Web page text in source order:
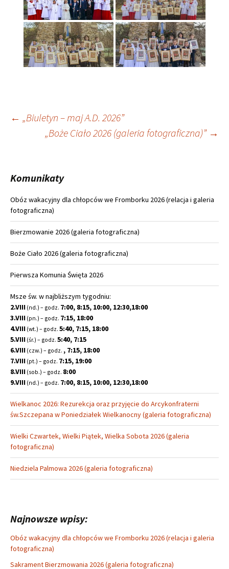
Nawigacja
← „Biuletyn – maj A.D. 2026”
„Boże Ciało 2026 (galeria fotograficzna)” →
Komunikaty
Obóz wakacyjny dla chłopców we Fromborku 2026 (relacja i galeria
fotograficzna)
Bierzmowanie 2026 (galeria fotograficzna)
Boże Ciało 2026 (galeria fotograficzna)
Pierwsza Komunia Święta 2026
Msze św. w najbliższym tygodniu:
2.VIII (nd.) – godz. 7:00, 8:15, 10:00, 12:30,18:00
3.VIII (pn.) – godz. 7:15, 18:00
4.VIII (wt.) – godz. 5:40, 7:15, 18:00
5.VIII (śr.) – godz. 5:40, 7:15
6.VIII (czw.) – godz. , 7:15, 18:00
7.VIII (pt.) – godz. 7:15, 19:00
8.VIII (sob.) – godz. 8:00
9.VIII (nd.) – godz. 7:00, 8:15, 10:00, 12:30,18:00
Wielkanoc 2026: Rezurekcja oraz przyjęcie do Arcykonfraterni
św.Szczepana w Poniedziałek Wielkanocny (galeria fotograficzna)
Wielki Czwartek, Wielki Piątek, Wielka Sobota 2026 (galeria
fotograficzna)
Niedziela Palmowa 2026 (galeria fotograficzna)
Najnowsze wpisy:
Obóz wakacyjny dla chłopców we Fromborku 2026 (relacja i galeria
fotograficzna)
Sakrament Bierzmowania 2026 (galeria fotograficzna)